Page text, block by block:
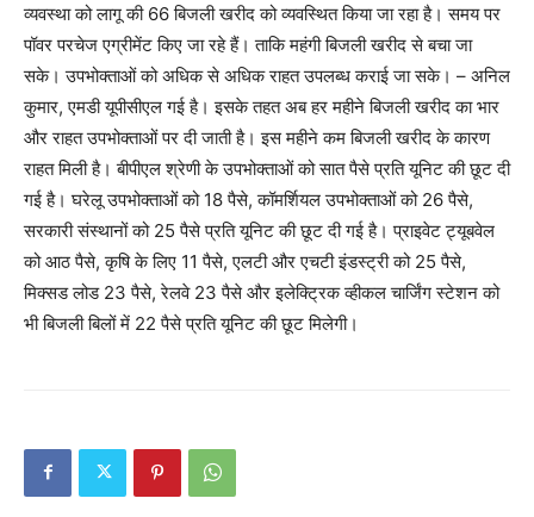
व्यवस्था को लागू की 66 बिजली खरीद को व्यवस्थित किया जा रहा है। समय पर
पॉवर परचेज एग्रीमेंट किए जा रहे हैं। ताकि महंगी बिजली खरीद से बचा जा
सके। उपभोक्ताओं को अधिक से अधिक राहत उपलब्ध कराई जा सके। – अनिल
कुमार, एमडी यूपीसीएल गई है। इसके तहत अब हर महीने बिजली खरीद का भार
और राहत उपभोक्ताओं पर दी जाती है। इस महीने कम बिजली खरीद के कारण
राहत मिली है। बीपीएल श्रेणी के उपभोक्ताओं को सात पैसे प्रति यूनिट की छूट दी
गई है। घरेलू उपभोक्ताओं को 18 पैसे, कॉमर्शियल उपभोक्ताओं को 26 पैसे,
सरकारी संस्थानों को 25 पैसे प्रति यूनिट की छूट दी गई है। प्राइवेट ट्यूबवेल
को आठ पैसे, कृषि के लिए 11 पैसे, एलटी और एचटी इंडस्ट्री को 25 पैसे,
मिक्सड लोड 23 पैसे, रेलवे 23 पैसे और इलेक्ट्रिक व्हीकल चार्जिंग स्टेशन को
भी बिजली बिलों में 22 पैसे प्रति यूनिट की छूट मिलेगी।